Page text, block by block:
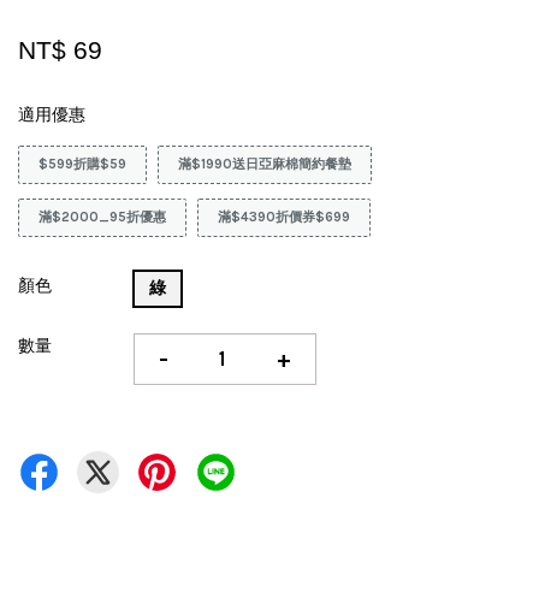
NT$ 69
適用優惠
$599折購$59 滿$1990送日亞麻棉簡約餐墊
滿$2000_95折優惠 滿$4390折價券$699
顏色 綠
數量 - +